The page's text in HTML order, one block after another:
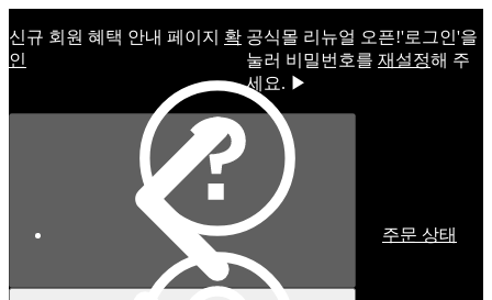
신규 회원 혜택 안내 페이지 확
인
공식몰 리뉴얼 오픈!ㅤ'로그인'을
눌러 비밀번호를 재설정해 주
세요. ▶
주문 상태